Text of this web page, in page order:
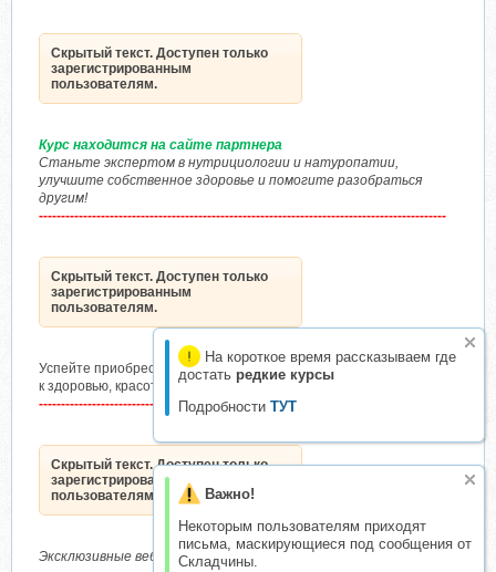
На короткое время рассказываем где
достать редкие курсы
Подробности ТУТ
Важно!
Некоторым пользователям приходят
письма, маскирующиеся под сообщения от
Складчины.
Скрытый текст. Доступен только
зарегистрированным
пользователям.
Курс находится на сайте партнера
Станьте экспертом в нутрициологии и натуропатии,
улучшите собственное здоровье и помогите разобраться
другим!
--------------------------------------------------------------------------------------------
Скрытый текст. Доступен только
зарегистрированным
пользователям.
Успейте приобрести курсы по сниженной цене и начать свой путь
к здоровью, красоте и молодости уже сегодня
---------------------------------------------------------------------------------------------
Скрытый текст. Доступен только
зарегистрированным
пользователям.
Эксклюзивные вебинары